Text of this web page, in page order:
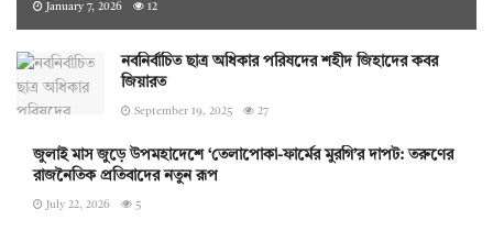
January 7, 2026 12
নবনির্বাচিত ছাত্র অধিকার পরিষদের শহীদ জিহাদের কবর
জিয়ারত
September 19, 2025 27
জুলাই মাস জুড়ে উপমহাদেশে ‘তেলাপোকা-ফার্মের মুরগি’র দাপট: তরুণের
রাজনৈতিক প্রতিবাদের নতুন রূপ
July 22, 2026 5